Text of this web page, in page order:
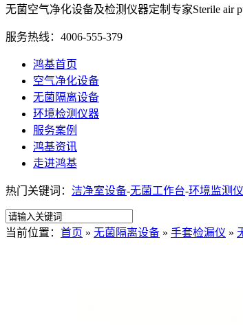
无菌空气净化设备及检测仪器定制专家Sterile air
服务热线： 4006-555-379
鸿基首页
空气净化设备
无菌隔离设备
环境检测仪器
服务案例
鸿基资讯
走进鸿基
热门关键词： 洁净室设备-无菌工作台-环境监测
当前位置： 首页 » 无菌隔离设备 » 手套检漏仪 »